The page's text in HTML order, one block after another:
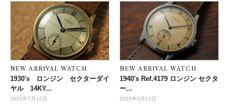
NEW ARRIVAL WATCH
1930's ロンジン セクターダイ
ヤル 14KY...
2021年7月11日
NEW ARRIVAL WATCH
1940's Ref.4179 ロンジン セクタ
ー...
2025年3月11日